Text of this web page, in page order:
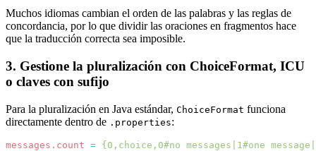
Muchos idiomas cambian el orden de las palabras y las reglas de
concordancia, por lo que dividir las oraciones en fragmentos hace
que la traducción correcta sea imposible.
3. Gestione la pluralización con ChoiceFormat, ICU
o claves con sufijo
Para la pluralización en Java estándar, ChoiceFormat funciona
directamente dentro de .properties:
messages.count = {0,choice,0#no messages|1#one